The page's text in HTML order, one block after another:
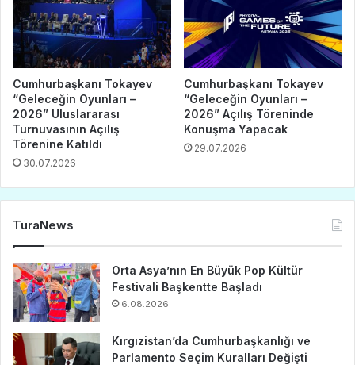
Cumhurbaşkanı Tokayev
“Geleceğin Oyunları –
2026” Uluslararası
Turnuvasının Açılış
Törenine Katıldı
30.07.2026
Cumhurbaşkanı Tokayev
“Geleceğin Oyunları –
2026” Açılış Töreninde
Konuşma Yapacak
29.07.2026
TuraNews
Orta Asya’nın En Büyük Pop Kültür
Festivali Başkentte Başladı
6.08.2026
Kırgızistan’da Cumhurbaşkanlığı ve
Parlamento Seçim Kuralları Değişti